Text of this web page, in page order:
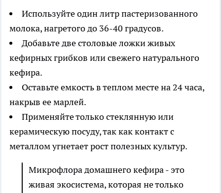
Используйте один литр пастеризованного
молока, нагретого до 36-40 градусов.
Добавьте две столовые ложки живых
кефирных грибков или свежего натурального
кефира.
Оставьте емкость в теплом месте на 24 часа,
накрыв ее марлей.
Применяйте только стеклянную или
керамическую посуду, так как контакт с
металлом угнетает рост полезных культур.
Микрофлора домашнего кефира - это
живая экосистема, которая не только